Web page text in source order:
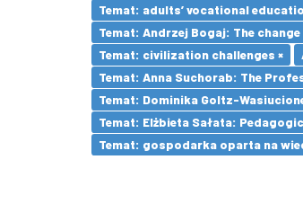
Temat: adults’ vocational
Temat: Andrzej Bogaj: The
Temat: civilization challenges ×
Temat: Anna Suchorab: The
Temat: Dominika Goltz-
Temat: Elżbieta Sałata:
Temat: gospodarka oparta na